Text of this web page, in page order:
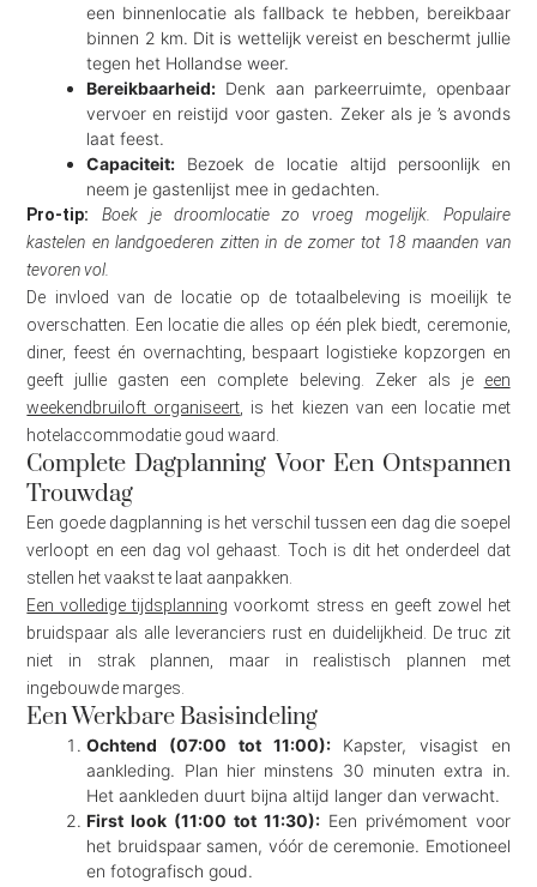
een binnenlocatie als fallback te hebben, bereikbaar
binnen 2 km. Dit is wettelijk vereist en beschermt jullie
tegen het Hollandse weer.
Bereikbaarheid: Denk aan parkeerruimte, openbaar
vervoer en reistijd voor gasten. Zeker als je ’s avonds
laat feest.
Capaciteit: Bezoek de locatie altijd persoonlijk en
neem je gastenlijst mee in gedachten.
Pro-tip:
Boek je droomlocatie zo vroeg mogelijk. Populaire
kastelen en landgoederen zitten in de zomer tot 18 maanden van
tevoren vol.
De invloed van de locatie op de totaalbeleving is moeilijk te
overschatten. Een locatie die alles op één plek biedt, ceremonie,
diner, feest én overnachting, bespaart logistieke kopzorgen en
geeft jullie gasten een complete beleving. Zeker als je een
weekendbruiloft organiseert , is het kiezen van een locatie met
hotelaccommodatie goud waard.
Complete Dagplanning Voor Een Ontspannen
Trouwdag
Een goede dagplanning is het verschil tussen een dag die soepel
verloopt en een dag vol gehaast. Toch is dit het onderdeel dat
stellen het vaakst te laat aanpakken.
Een volledige tijdsplanning voorkomt stress en geeft zowel het
bruidspaar als alle leveranciers rust en duidelijkheid. De truc zit
niet in strak plannen, maar in realistisch plannen met
ingebouwde marges.
Een Werkbare Basisindeling
Ochtend (07:00 tot 11:00):Kapster, visagist en
aankleding. Plan hier minstens 30 minuten extra in.
Het aankleden duurt bijna altijd langer dan verwacht.
First look (11:00 tot 11:30):Een privémoment voor
het bruidspaar samen, vóór de ceremonie. Emotioneel
en fotografisch goud.